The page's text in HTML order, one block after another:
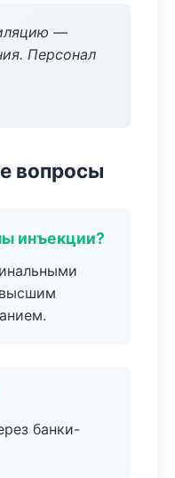
—
Персонал
вопросы
инъекции?
банки-